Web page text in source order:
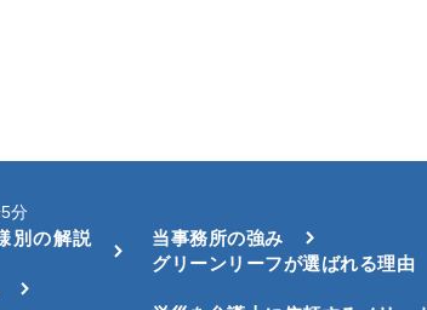
分
別の解説
当事務所の強み
グリーンリーフが選ばれる理由